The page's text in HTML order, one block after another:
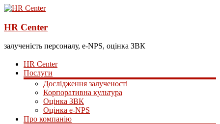
HR Center
залученість персоналу, e-NPS, оцінка ЗВК
HR Center
Послуги
Дослідження залученості
Корпоративна культура
Оцінка ЗВК
Оцінка e-NPS
Про компанію